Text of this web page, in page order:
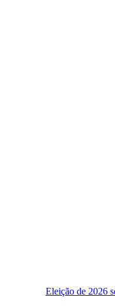
de 2026 será 1ª do